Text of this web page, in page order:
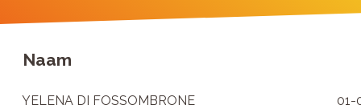
Naam
YELENA DI FOSSOMBRONE 01-